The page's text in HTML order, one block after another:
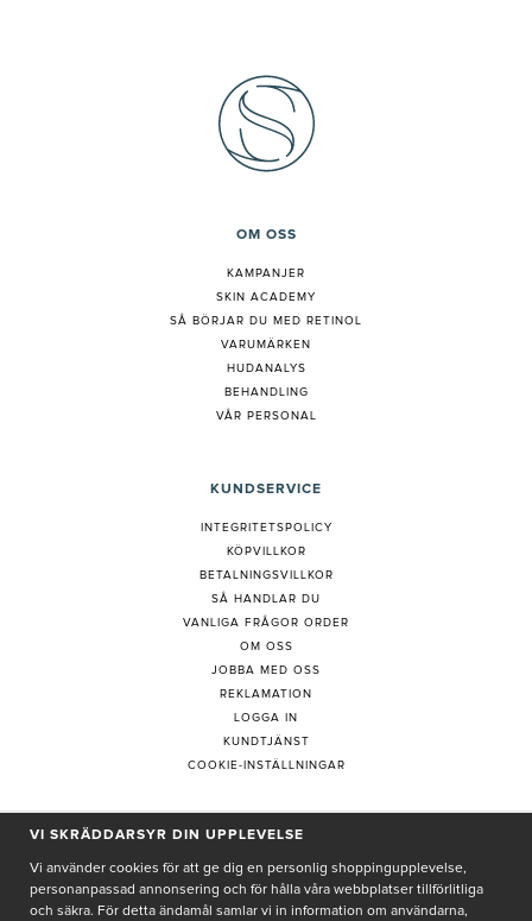
OM OSS
KAMPANJER
SKIN ACADEMY
SÅ BÖRJAR DU MED RETINOL
VARUMÄRKEN
HUDANALYS
BEHANDLING
VÅR PERSONAL
KUNDSERVICE
INTEGRITETSPOLICY
KÖPVILLKOR
BETALNINGSVILLKOR
SÅ HANDLAR DU
VANLIGA FRÅGOR ORDER
OM OSS
JOBBA MED OSS
REKLAMATION
LOGGA IN
KUNDTJÄNST
COOKIE-INSTÄLLNINGAR
PRENUMERERA PÅ NYHETSBREV
VI SKRÄDDARSYR DIN UPPLEVELSE
Vi använder cookies för att ge dig en personlig shoppingupplevelse,
personanpassad annonsering och för hålla våra webbplatser tillförlitliga
och säkra. För detta ändamål samlar vi in information om användarna,